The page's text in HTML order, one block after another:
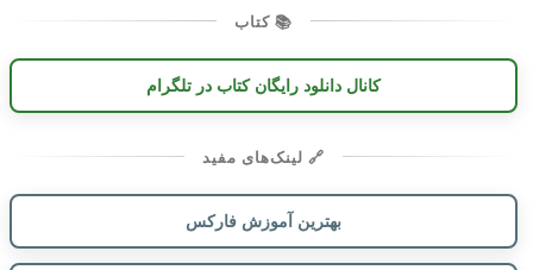
📚 کتاب
کانال دانلود رایگان کتاب در تلگرام
🔗 لینک‌های مفید
بهترین آموزش فارکس